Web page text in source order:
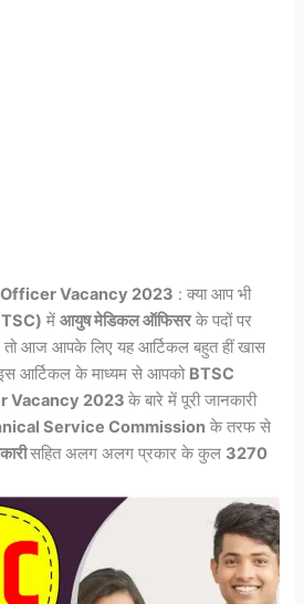
Vacancy 2023 : क्या आप भी
मेंआयुष मेडिकल ऑफिसरके पदों पर
तो आज आपके लिए यह आर्टिकल बहुत हीं खास
आर्टिकल के माध्यम से आपको BTSC
Vacancy 2023के बारे में पूरी जानकारी
Service Commission के तरफ से
सहित अलग अलग प्रकार के कुल 3270